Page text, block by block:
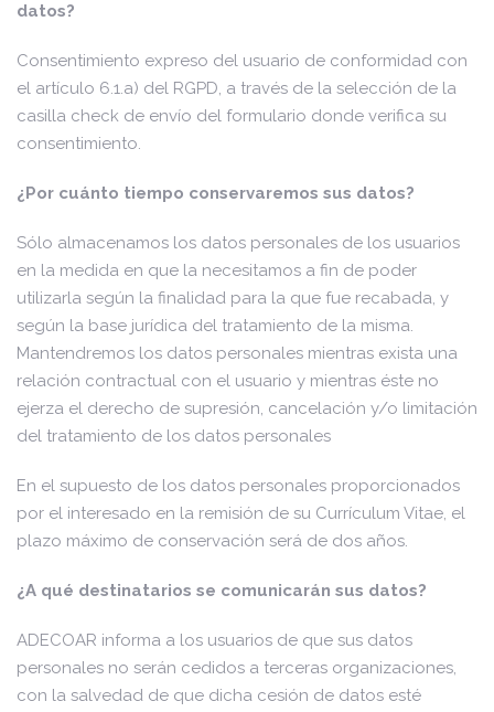
datos?
Consentimiento expreso del usuario de conformidad con
el artículo 6.1.a) del RGPD, a través de la selección de la
casilla check de envío del formulario donde verifica su
consentimiento.
¿Por cuánto tiempo conservaremos sus datos?
Sólo almacenamos los datos personales de los usuarios
en la medida en que la necesitamos a fin de poder
utilizarla según la finalidad para la que fue recabada, y
según la base jurídica del tratamiento de la misma.
Mantendremos los datos personales mientras exista una
relación contractual con el usuario y mientras éste no
ejerza el derecho de supresión, cancelación y/o limitación
del tratamiento de los datos personales
En el supuesto de los datos personales proporcionados
por el interesado en la remisión de su Currículum Vitae, el
plazo máximo de conservación será de dos años.
¿A qué destinatarios se comunicarán sus datos?
ADECOAR informa a los usuarios de que sus datos
personales no serán cedidos a terceras organizaciones,
con la salvedad de que dicha cesión de datos esté